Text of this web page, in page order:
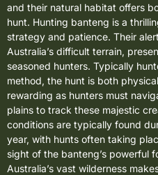
and their natural habitat offers
hunt. Hunting banteng is a
strategy and patience. Their
Australia’s difficult terrain,
seasoned hunters. Typically
method, the hunt is both
rewarding as hunters must
plains to track these majestic
conditions are typically found
year, with hunts often taking
sight of the banteng’s powerful
Australia’s vast wilderness